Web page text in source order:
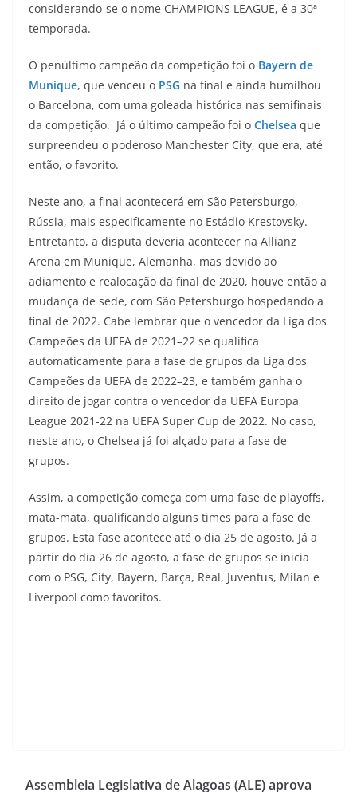
considerando-se o nome CHAMPIONS LEAGUE, é a 30ª
temporada.
O penúltimo campeão da competição foi o Bayern de
Munique, que venceu o PSG na final e ainda humilhou
o Barcelona, com uma goleada histórica nas semifinais
da competição. Já o último campeão foi o Chelsea que
surpreendeu o poderoso Manchester City, que era, até
então, o favorito.
Neste ano, a final acontecerá em São Petersburgo,
Rússia, mais especificamente no Estádio Krestovsky.
Entretanto, a disputa deveria acontecer na Allianz
Arena em Munique, Alemanha, mas devido ao
adiamento e realocação da final de 2020, houve então a
mudança de sede, com São Petersburgo hospedando a
final de 2022. Cabe lembrar que o vencedor da Liga dos
Campeões da UEFA de 2021–22 se qualifica
automaticamente para a fase de grupos da Liga dos
Campeões da UEFA de 2022–23, e também ganha o
direito de jogar contra o vencedor da UEFA Europa
League 2021-22 na UEFA Super Cup de 2022. No caso,
neste ano, o Chelsea já foi alçado para a fase de
grupos.
Assim, a competição começa com uma fase de playoffs,
mata-mata, qualificando alguns times para a fase de
grupos. Esta fase acontece até o dia 25 de agosto. Já a
partir do dia 26 de agosto, a fase de grupos se inicia
com o PSG, City, Bayern, Barça, Real, Juventus, Milan e
Liverpool como favoritos.
Assembleia Legislativa de Alagoas (ALE) aprova